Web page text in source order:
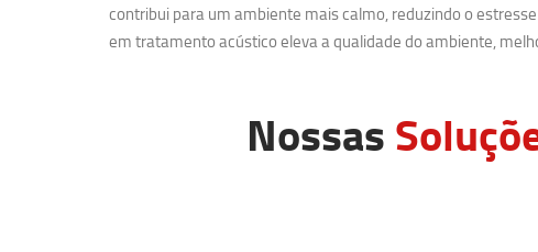
contribui para um ambiente mais calmo, reduzindo o
em tratamento acústico eleva a qualidade do ambiente,
Nossas